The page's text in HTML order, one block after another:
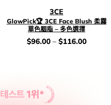
3CE
GlowPick🏆 3CE Face Blush 柔霧
單色胭脂 – 多色選擇
價
錢：
$96.00– $116.00